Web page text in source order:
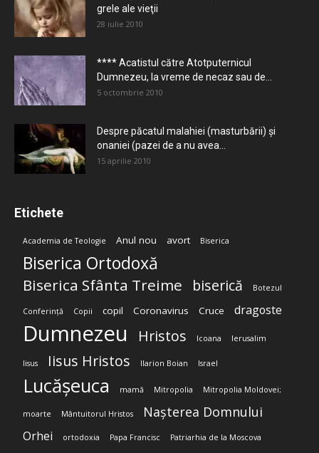
grele ale vieţii
28 iulie 2010
**** Acatistul către Atotputernicul
Dumnezeu, la vreme de necaz sau de...
5 octombrie 2010
Despre păcatul malahiei (masturbării) şi
onaniei (pazei de a nu avea...
15 aprilie 2010
Etichete
Academia de Teologie Anul nou avort Biserica
Biserica Ortodoxă
Biserica Sfânta Treime biserică Botezul
Conferință Copii copil Coronavirus Cruce dragoste
Dumnezeu Hristos Icoana Ierusalim
Iisus Iisus Hristos Ilarion Boian Israel
Lucășeuca mamă Mitropolia Mitropolia Moldovei;
moarte Mântuitorul Hristos Nașterea Domnului
Orhei ortodoxia Papa Francisc Patriarhia de la Moscova